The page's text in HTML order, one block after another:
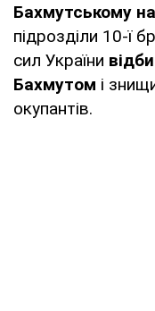
Бахмутському
підрозділи 10-ї
сил України
Бахмутом і
окупантів.